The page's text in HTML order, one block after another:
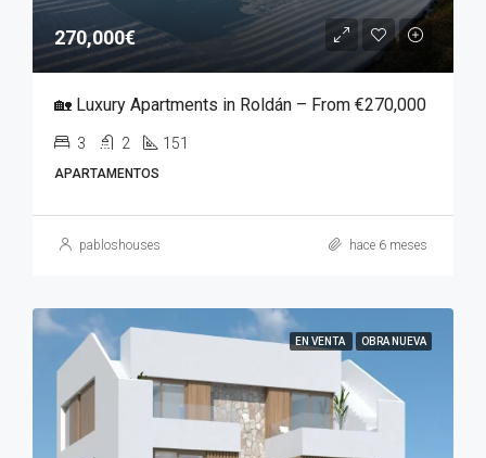
270,000€
🏡 Luxury Apartments in Roldán – From €270,000
3 2 151
APARTAMENTOS
pabloshouses hace 6 meses
EN VENTA OBRA NUEVA